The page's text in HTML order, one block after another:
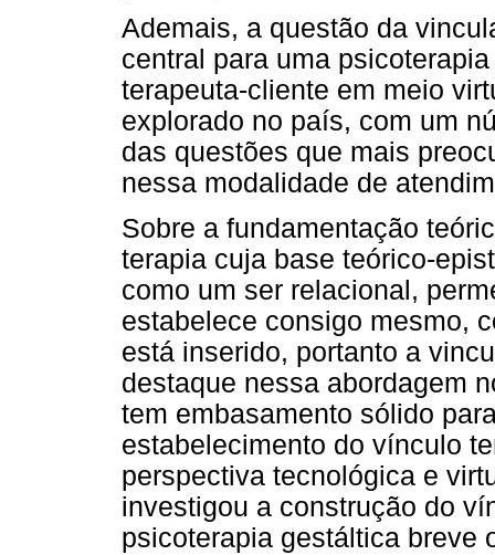
Ademais, a questão da
central para uma
terapeuta-cliente em meio
explorado no país, com um
das questões que mais
nessa modalidade de
Sobre a fundamentação
terapia cuja base teórico-
como um ser relacional,
estabelece consigo mesmo,
está inserido, portanto a
destaque nessa abordagem
tem embasamento sólido
estabelecimento do vínculo
perspectiva tecnológica e
investigou a construção do
psicoterapia gestáltica breve